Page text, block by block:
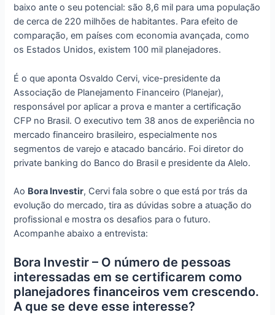
baixo ante o seu potencial: são 8,6 mil para uma população
de cerca de 220 milhões de habitantes. Para efeito de
comparação, em países com economia avançada, como
os Estados Unidos, existem 100 mil planejadores.
É o que aponta Osvaldo Cervi, vice-presidente da
Associação de Planejamento Financeiro (Planejar),
responsável por aplicar a prova e manter a certificação
CFP no Brasil. O executivo tem 38 anos de experiência no
mercado financeiro brasileiro, especialmente nos
segmentos de varejo e atacado bancário. Foi diretor do
private banking do Banco do Brasil e presidente da Alelo.
Ao Bora Investir, Cervi fala sobre o que está por trás da
evolução do mercado, tira as dúvidas sobre a atuação do
profissional e mostra os desafios para o futuro.
Acompanhe abaixo a entrevista:
Bora Investir – O número de pessoas
interessadas em se certificarem como
planejadores financeiros vem crescendo.
A que se deve esse interesse?